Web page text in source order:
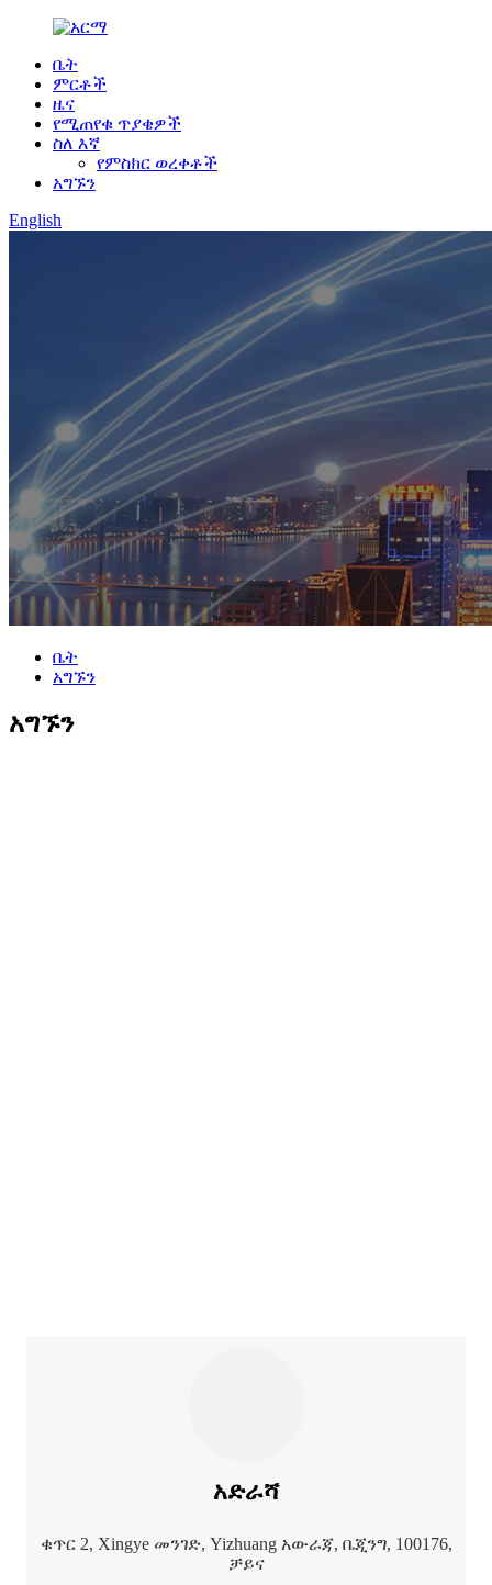
ቤት
ምርቶች
ዜና
የሚጠየቁ ጥያቄዎች
ስለ እኛ
የምስክር ወረቀቶች
አግኙን
English
ቤት
አግኙን
አግኙን
አድራሻ
ቁጥር 2, Xingye መንገድ, Yizhuang አውራጃ, ቤጂንግ, 100176,
ቻይና